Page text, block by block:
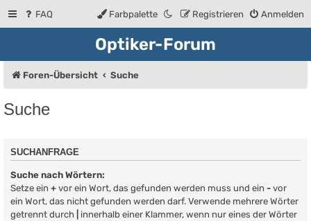
FAQ Anmelden
Registrieren
Farbpalette
Optiker-Forum
Foren-Übersicht Suche
Suche
SUCHANFRAGE
Suche nach Wörtern:
Setze ein + vor ein Wort, das gefunden werden muss und ein - vor
ein Wort, das nicht gefunden werden darf. Verwende mehrere Wörter
getrennt durch
innerhalb einer Klammer, wenn nur eines der Wörter